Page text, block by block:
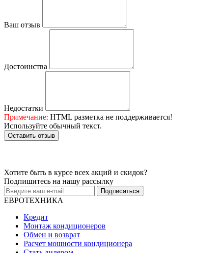
Ваш отзыв
Достоинства
Недостатки
Примечание: HTML разметка не поддерживается!
Используйте обычный текст.
Оставить отзыв
Хотите быть в курсе всех акций и скидок?
Подпишитесь на нашу рассылку
Подписаться
ЕВРОТЕХНИКА
Кредит
Монтаж кондиционеров
Обмен и возврат
Расчет мощности кондиционера